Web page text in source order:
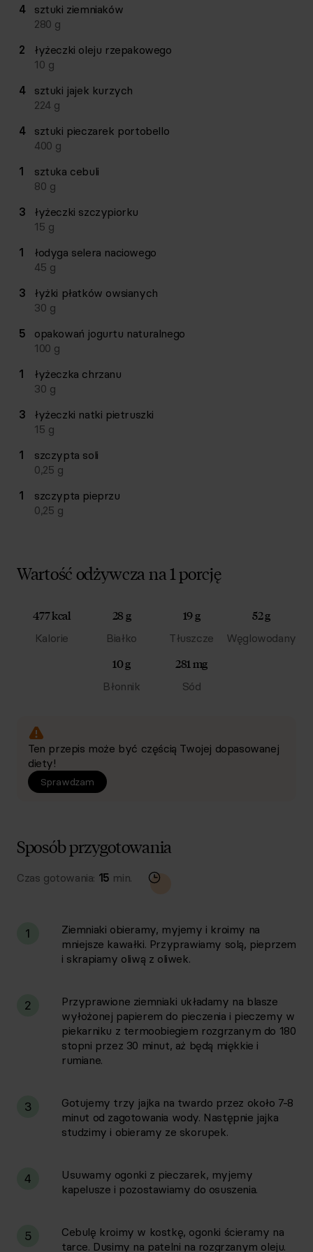
Lista składników przepisu z ilościami i wagami
Ilość Składnik
4 sztuki ziemniaków
280 g
2
łyżeczki oleju rzepakowego
10 g
4
sztuki jajek kurzych
224g
4
sztuki pieczarek portobello
400 g
1
sztuka cebuli
80 g
3
łyżeczki szczypiorku
15 g
1
łodyga selera naciowego
45 g
3
łyżki płatków owsianych
30 g
5
opakowań jogurtu naturalnego
100 g
1
łyżeczka chrzanu
30 g
3
łyżeczki natki pietruszki
15 g
1
szczypta soli
0,25 g
1
szczypta pieprzu
0,25 g
Wartość odżywcza na 1 porcję
477 kcal
Kalorie
28 g
Białko
19 g
Tłuszcze
52 g
Węglowodany
10 g
Błonnik
281 mg
Sód
Ten przepis może być częścią Twojej dopasowanej
diety!
Sprawdzam
Sposób przygotowania
Czas gotowania: 15 min.
1
Ziemniaki obieramy, myjemy i kroimy na
mniejsze kawałki. Przyprawiamy solą, pieprzem
i skrapiamy oliwą z oliwek.
2
Przyprawione ziemniaki układamy na blasze
wyłożonej papierem do pieczenia i pieczemy w
piekarniku z termoobiegiem rozgrzanym do 180
stopni przez 30 minut, aż będą miękkie i
rumiane.
3
Gotujemy trzy jajka na twardo przez około 7-8
minut od zagotowania wody. Następnie jajka
studzimy i obieramy ze skorupek.
4
Usuwamy ogonki z pieczarek, myjemy
kapelusze i pozostawiamy do osuszenia.
5
Cebulę kroimy w kostkę, ogonki ścieramy na
tarce. Dusimy na patelni na rozgrzanym oleju.